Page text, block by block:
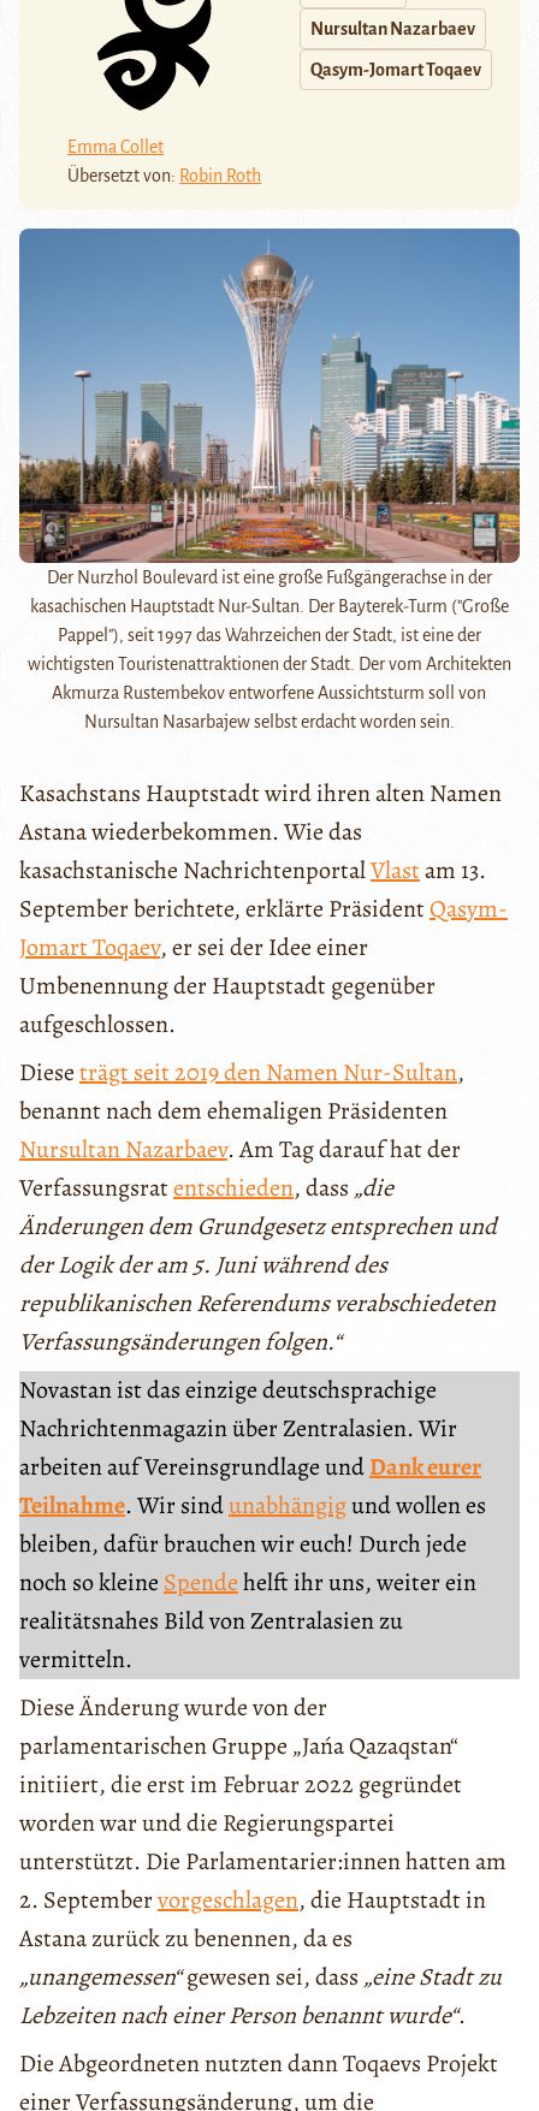
Emma Collet
Übersetzt von: Robin Roth
Nursultan Nazarbaev
Qasym-Jomart Toqaev
Der Nurzhol Boulevard ist eine große Fußgängerachse in der
kasachischen Hauptstadt Nur-Sultan. Der Bayterek-Turm ("Große
Pappel"), seit 1997 das Wahrzeichen der Stadt, ist eine der
wichtigsten Touristenattraktionen der Stadt. Der vom Architekten
Akmurza Rustembekov entworfene Aussichtsturm soll von
Nursultan Nasarbajew selbst erdacht worden sein.
Kasachstans Hauptstadt wird ihren alten Namen
Astana wiederbekommen. Wie das
kasachstanische NachrichtenportalVlastam 13.
September berichtete, erklärte PräsidentQasym-
Jomart Toqaev, er sei der Idee einer
Umbenennung der Hauptstadt gegenüber
aufgeschlossen.
Dieseträgt seit 2019 den Namen Nur-Sultan,
benannt nach dem ehemaligen Präsidenten
Nursultan Nazarbaev. Am Tag darauf hat der
Verfassungsratentschieden, dass „die
Änderungen dem Grundgesetz entsprechen und
der Logik der am 5. Juni während des
republikanischen Referendums verabschiedeten
Verfassungsänderungen folgen.“
Novastan ist das einzige deutschsprachige
Nachrichtenmagazin über Zentralasien. Wir
arbeiten auf Vereinsgrundlage undDank eurer
Teilnahme. Wir sindunabhängigund wollen es
bleiben, dafür brauchen wir euch! Durch jede
noch so kleine Spendehelft ihr uns, weiter ein
realitätsnahes Bild von Zentralasien zu
vermitteln.
Diese Änderung wurde von der
parlamentarischen Gruppe „Jańa Qazaqstan“
initiiert, die erst im Februar 2022 gegründet
worden war und die Regierungspartei
unterstützt. Die Parlamentarier:innen hatten am
2. Septembervorgeschlagen, die Hauptstadt in
Astana zurück zu benennen, da es
„unangemessen“gewesen sei, dass „eine Stadt zu
Lebzeiten nach einer Person benannt wurde“.
Die Abgeordneten nutzten dann Toqaevs Projekt
einer Verfassungsänderung, um die